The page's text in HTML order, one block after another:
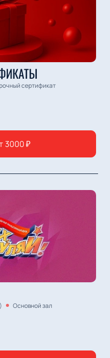
сертификат
3000₽
Основной зал